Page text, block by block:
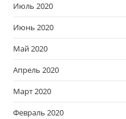
Июль 2020
Июнь 2020
Май 2020
Апрель 2020
Март 2020
Февраль 2020